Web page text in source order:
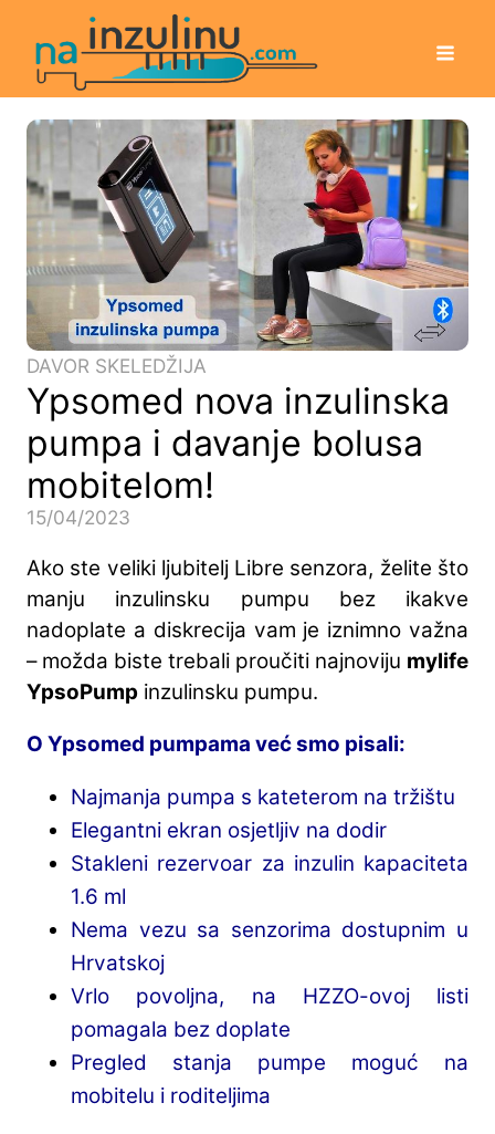
DAVOR SKELEDŽIJA
Ypsomed nova inzulinska
pumpa i davanje bolusa
mobitelom!
15/04/2023
Ako ste veliki ljubitelj Libre senzora, želite što
manju inzulinsku pumpu bez ikakve
nadoplate a diskrecija vam je iznimno važna
– možda biste trebali proučiti najnoviju mylife
YpsoPump inzulinsku pumpu.
O Ypsomed pumpama već smo pisali:
Najmanja pumpa s kateterom na tržištu
Elegantni ekran osjetljiv na dodir
Stakleni rezervoar za inzulin kapaciteta
1.6 ml
Nema vezu sa senzorima dostupnim u
Hrvatskoj
Vrlo povoljna, na HZZO-ovoj listi
pomagala bez doplate
Pregled stanja pumpe moguć na
mobitelu i roditeljima